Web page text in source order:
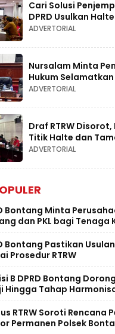
Cari Solusi
DPRD Usulkan
ADVERTORIAL
Nursalam Minta
Hukum
ADVERTORIAL
Draf RTRW
Titik Halte dan
ADVERTORIAL
Bontang Minta
dan PKL bagi Tenaga
Bontang Pastikan
Prosedur RTRW
B DPRD Bontang
Hingga Tahap
RTRW Soroti Rencana
Permanen Polsek